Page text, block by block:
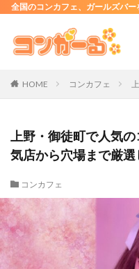
全国のコンカフェ、ガールズバ
HOME コンカフェ
上野・御徒町で人気
気店から穴場まで厳選
コンカフェ